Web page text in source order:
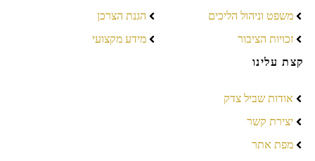
משפט וניהול הליכים
זכויות הציבור
הגנת הצרכן
מידע מקצועי
קצת עלינו
אודות שביל צדק
יצירת קשר
מפת אתר